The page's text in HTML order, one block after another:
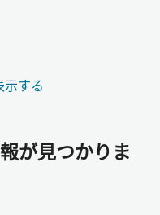
する
が見つかりま